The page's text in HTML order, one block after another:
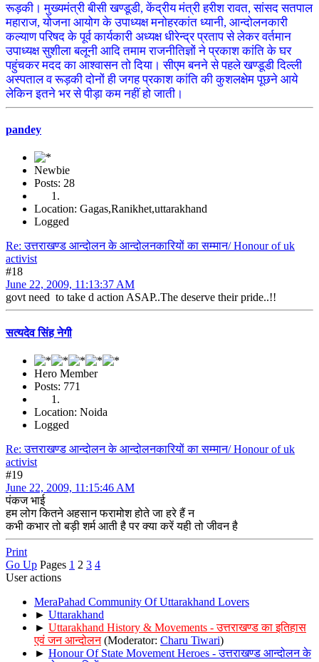
रूड़की। मुख्यमंत्री बीसी खण्डूडी, केंद्रीय मंत्री हरीश रावत, सांसद सतपाल
महाराज, योजना आयोग के उपाध्यक्ष मनोहरकांत ध्यानी, आन्दोलनकारी
कल्याण परिषद के पूर्व कार्यकारी अध्यक्ष धीरेन्द्र प्रताप से लेकर वर्तमान
उपाध्यक्ष सुशीला बलूनी आदि तमाम राजनीतिज्ञों ने प्रकाश कांति के घर
पहुंचकर मदद का आश्वासन तो दिया। सीएम बनने से पहले खण्डूडी दिल्ली
अस्पताल व रूड़की दोनों ही जगह प्रकाश कांति की कुशलक्षेम पूछने आये
लेकिन इतने भर से पीड़ा कम नहीं हो जाती।
pandey
Newbie
Posts: 28
Location: Gagas,Ranikhet,uttarakhand
Logged
Re: उत्तराखण्ड आन्दोलन के आन्दोलनकारियों का सम्मान/ Honour of uk
activist
#18
June 22, 2009, 11:13:37 AM
govt need to take d action ASAP..The deserve their pride..!!
सत्यदेव सिंह नेगी
Hero Member
Posts: 771
Location: Noida
Logged
Re: उत्तराखण्ड आन्दोलन के आन्दोलनकारियों का सम्मान/ Honour of uk
activist
#19
June 22, 2009, 11:15:46 AM
पंकज भाई
हम लोग कितने अहसान फरामोश होते जा हरे हैं न
कभी कभार तो बड़ी शर्म आती है पर क्या करें यही तो जीवन है
Print
Go Up Pages 1 2 3 4
User actions
MeraPahad Community Of Uttarakhand Lovers
► Uttarakhand
► Uttarakhand History & Movements - उत्तराखण्ड का इतिहास
एवं जन आन्दोलन (Moderator: Charu Tiwari)
► Honour Of State Movement Heroes - उत्तराखण्ड आन्दोलन के